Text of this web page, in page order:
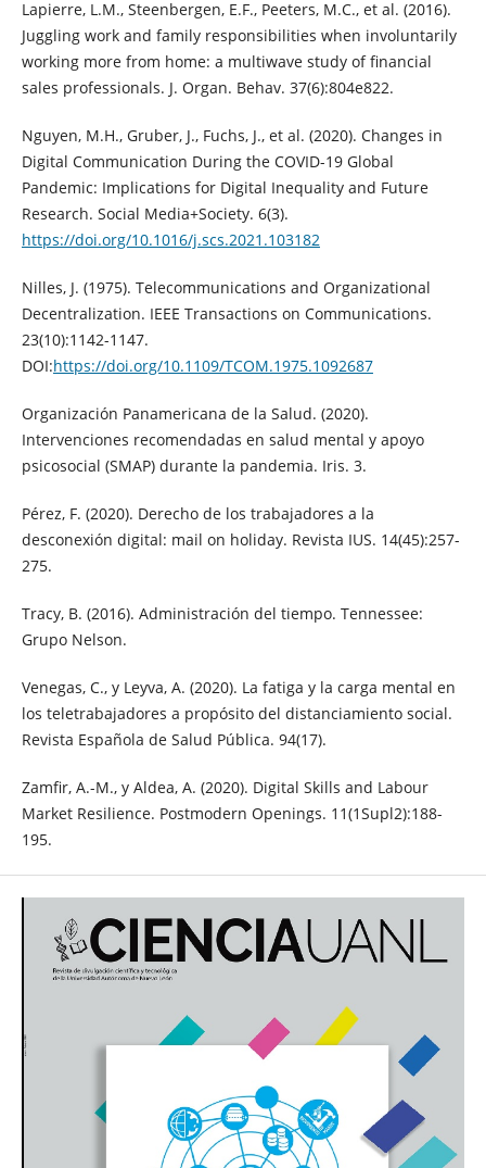
Lapierre, L.M., Steenbergen, E.F., Peeters, M.C., et al. (2016).
Juggling work and family responsibilities when involuntarily
working more from home: a multiwave study of financial
sales professionals. J. Organ. Behav. 37(6):804e822.
Nguyen, M.H., Gruber, J., Fuchs, J., et al. (2020). Changes in
Digital Communication During the COVID-19 Global
Pandemic: Implications for Digital Inequality and Future
Research. Social Media+Society. 6(3).
https://doi.org/10.1016/j.scs.2021.103182
Nilles, J. (1975). Telecommunications and Organizational
Decentralization. IEEE Transactions on Communications.
23(10):1142-1147.
DOI:https://doi.org/10.1109/TCOM.1975.1092687
Organización Panamericana de la Salud. (2020).
Intervenciones recomendadas en salud mental y apoyo
psicosocial (SMAP) durante la pandemia. Iris. 3.
Pérez, F. (2020). Derecho de los trabajadores a la
desconexión digital: mail on holiday. Revista IUS. 14(45):257-
275.
Tracy, B. (2016). Administración del tiempo. Tennessee:
Grupo Nelson.
Venegas, C., y Leyva, A. (2020). La fatiga y la carga mental en
los teletrabajadores a propósito del distanciamiento social.
Revista Española de Salud Pública. 94(17).
Zamfir, A.-M., y Aldea, A. (2020). Digital Skills and Labour
Market Resilience. Postmodern Openings. 11(1Supl2):188-
195.